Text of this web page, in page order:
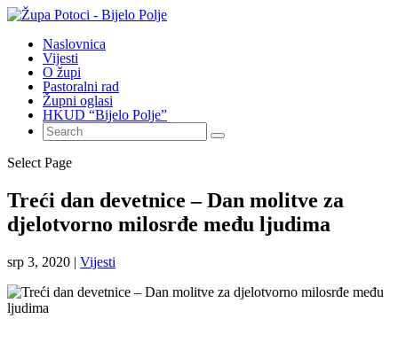
Naslovnica
Vijesti
O župi
Pastoralni rad
Župni oglasi
HKUD “Bijelo Polje”
Select Page
Treći dan devetnice – Dan molitve za
djelotvorno milosrđe među ljudima
srp 3, 2020 | Vijesti